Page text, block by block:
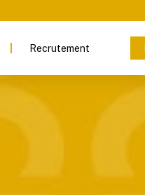
Recrutement